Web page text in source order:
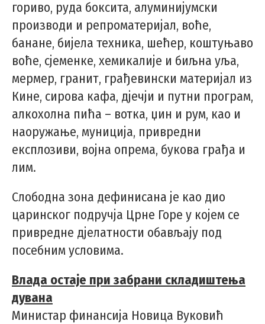
гориво, руда боксита, алуминијумски
производи и репроматеријал, воће,
банане, бијела техника, шећер, коштуњаво
воће, сјеменке, хемикалије и биљна уља,
мермер, гранит, грађевински материјал из
Кине, сирова кафа, дјечји и путни програм,
алкохолна пића – вотка, џин и рум, као и
наоружање, муниција, привредни
експлозиви, војна опрема, букова грађа и
лим.
Слободна зона дефинисана је као дио
царинског подручја Црне Горе у којем се
привредне дјелатности обављају под
посебним условима.
Влада остаје при забрани складиштења
дувана
Министар финансија Новица Вуковић